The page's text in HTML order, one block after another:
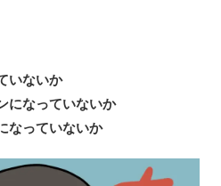
いないか
になっていないか
なっていないか